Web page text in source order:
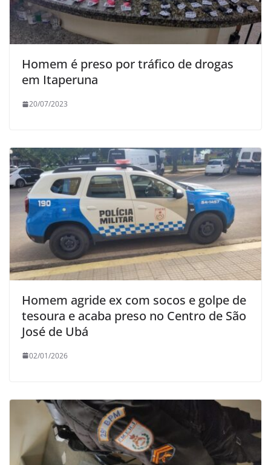
Homem é preso por tráfico de drogas
em Itaperuna
20/07/2023
Homem agride ex com socos e golpe de
tesoura e acaba preso no Centro de São
José de Ubá
02/01/2026